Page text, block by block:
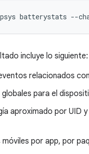
batterystats --
incluye lo siguiente:
relacionados
para el
aproximado por UID
móviles por app, por